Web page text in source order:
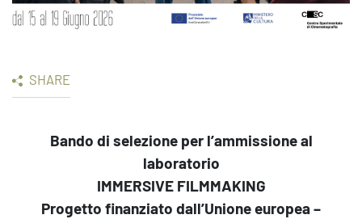
SHARE
Bando di selezione per l’ammissione al
laboratorio
IMMERSIVE FILMMAKING
Progetto finanziato dall’Unione europea –